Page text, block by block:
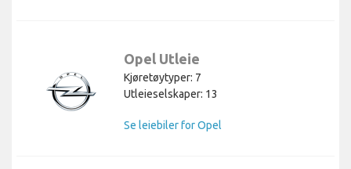
Opel Utleie
Kjøretøytyper: 7
Utleieselskaper: 13
Se leiebiler for Opel